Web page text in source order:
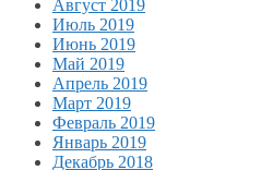
Август 2019
Июль 2019
Июнь 2019
Май 2019
Апрель 2019
Март 2019
Февраль 2019
Январь 2019
Декабрь 2018